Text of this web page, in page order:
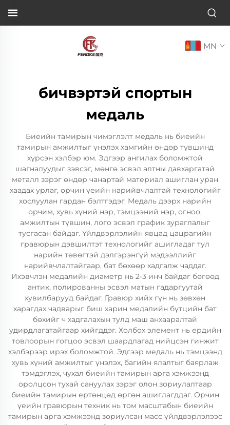
MN
бичвэртэй спортын
медаль
Биеийн тамирын чимэглэлт медаль нь биеийн
тамирын амжилтыг үнэлэх хамгийн өндөр түвшинд
хүрсэн хэлбэр юм. Эдгээр ангилах боломжтой
шагналуудыг зэвсэг, мөнгө эсвэл алтны давхаргатай
металл зэрэг өндөр чанартай материал ашиглан уран
хаадах урлаг, орчин үеийн нарийвчлалтай технологийг
хослуулан гардан бэлтгэдэг. Медаль дээрх нарийн
орчим, хувь хүний нэр, тэмцээний нэр, огноо,
амжилтын түвшин, лого эсвэл график зураглалыг
тусгасан байдаг. Үйлдвэрлэлийн явцад цацрагийн
гравюрын дэвшилтэт технологийг ашигладаг тул
нарийн төвөгтэй дэлгэрэнгүй мэдээллийг
нарийвчлалтайгаар, бат бөхөөр хадгалж чаддаг.
Ихэвчлэн медалийн диаметр нь 2-3 инч байдаг бөгөөд
антик, полированны эсвэл матын гадаргуутай
хувилбарууд байдаг. Гравюр хийх гүн нь зөвхөн
харагдах чадварыг биш харин медалийн бүтцийн бат
бөхийг ч хадгалахын тулд маш анхааралтай
удирдлагатайгаар хийгддэг. Холбох элемент нь ердийн
товлоорын гогцоо эсвэл шаардлагад нийцсэн гинжит
хэлбэрээр ирэх боломжтой. Эдгээр медаль нь тэмцээнд
хувь хүний амжилтыг үнэлэх, багийн ялалтыг баярлаж
тэмдэглэх, чухал биеийн тамирын арга хэмжээнд
оролцсон тухай сануулах зэрэг олон зориулалтаар
биеийн тамирын ертөнцөд өргөн ашиглагддаг. Орчин
үеийн гравюрын техник нь том масштабын биеийн
тамирын арга хэмжээнд зориулсан масс үйлдвэрлэлээс